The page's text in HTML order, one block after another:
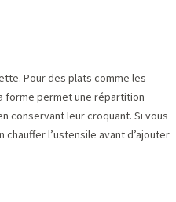
Pour des plats comme les
forme permet une répartition
conservant leur croquant. Si vous
chauffer l’ustensile avant d’ajouter